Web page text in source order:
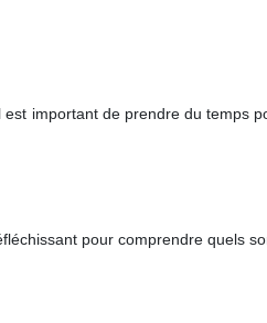
important de prendre du temps
pour comprendre quels